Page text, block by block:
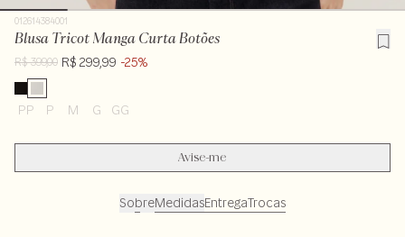
012614384001
Blusa Tricot Manga Curta Botões
R$ 399,00 R$ 299,99 -25%
PP P M G GG
Avise-me
SobreMedidasEntregaTrocas